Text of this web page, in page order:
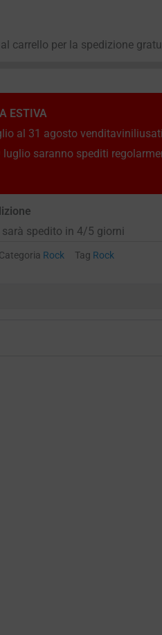
al carrello per la spedizione
ESTIVA
al 31 agosto
luglio saranno spediti
spedito in 4/5 giorni
Categoria Rock Tag Rock